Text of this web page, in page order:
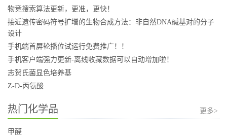
物竞搜索算法更新，更准，更快！
接近遗传密码符号扩增的生物合成方法：非自然DNA碱基对的分子
设计
手机端首屏轮播位试运行免费推广！！
手机客户端强力更新-离线收藏数据可以自动增加啦！
志贺氏菌显色培养基
Z-D-丙氨酸
热门化学品 更多>
甲醛